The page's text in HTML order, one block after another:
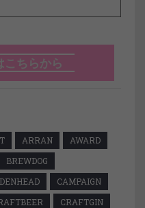
こちらから
ARRAN
AWARD
BREWDOG
CAMPAIGN
CRAFTGIN